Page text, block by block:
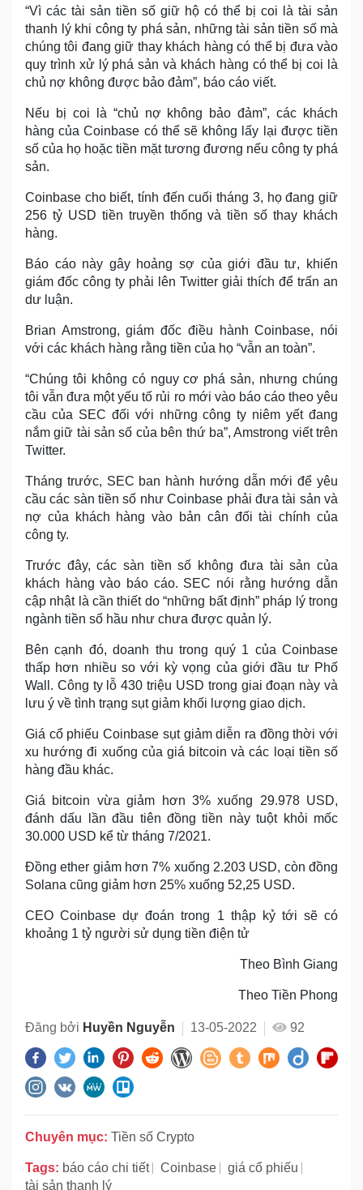
“Vì các tài sản tiền số giữ hộ có thể bị coi là tài sản
thanh lý khi công ty phá sản, những tài sản tiền số mà
chúng tôi đang giữ thay khách hàng có thể bị đưa vào
quy trình xử lý phá sản và khách hàng có thể bị coi là
chủ nợ không được bảo đảm”, báo cáo viết.
Nếu bị coi là “chủ nợ không bảo đảm”, các khách
hàng của Coinbase có thể sẽ không lấy lại được tiền
số của họ hoặc tiền mặt tương đương nếu công ty phá
sản.
Coinbase cho biết, tính đến cuối tháng 3, họ đang giữ
256 tỷ USD tiền truyền thống và tiền số thay khách
hàng.
Báo cáo này gây hoảng sợ của giới đầu tư, khiến
giám đốc công ty phải lên Twitter giải thích để trấn an
dư luận.
Brian Amstrong, giám đốc điều hành Coinbase, nói
với các khách hàng rằng tiền của họ “vẫn an toàn”.
“Chúng tôi không có nguy cơ phá sản, nhưng chúng
tôi vẫn đưa một yếu tố rủi ro mới vào báo cáo theo yêu
cầu của SEC đối với những công ty niêm yết đang
nắm giữ tài sản số của bên thứ ba”, Amstrong viết trên
Twitter.
Tháng trước, SEC ban hành hướng dẫn mới để yêu
cầu các sàn tiền số như Coinbase phải đưa tài sản và
nợ của khách hàng vào bản cân đối tài chính của
công ty.
Trước đây, các sàn tiền số không đưa tài sản của
khách hàng vào báo cáo. SEC nói rằng hướng dẫn
cập nhật là cần thiết do “những bất định” pháp lý trong
ngành tiền số hầu như chưa được quản lý.
Bên cạnh đó, doanh thu trong quý 1 của Coinbase
thấp hơn nhiều so với kỳ vọng của giới đầu tư Phố
Wall. Công ty lỗ 430 triệu USD trong giai đoạn này và
lưu ý về tình trạng sụt giảm khối lượng giao dịch.
Giá cổ phiếu Coinbase sụt giảm diễn ra đồng thời với
xu hướng đi xuống của giá bitcoin và các loại tiền số
hàng đầu khác.
Giá bitcoin vừa giảm hơn 3% xuống 29.978 USD,
đánh dấu lần đầu tiên đồng tiền này tuột khỏi mốc
30.000 USD kể từ tháng 7/2021.
Đồng ether giảm hơn 7% xuống 2.203 USD, còn đồng
Solana cũng giảm hơn 25% xuống 52,25 USD.
CEO Coinbase dự đoán trong 1 thập kỷ tới sẽ có
khoảng 1 tỷ người sử dụng tiền điện tử
Theo Bình Giang
Theo Tiền Phong
Đăng bởi Huyền Nguyễn 13-05-2022 92
Chuyên mục: Tiền số Crypto
Tags: báo cáo chi tiết Coinbase
giá cổ phiếu
tài sản thanh lý